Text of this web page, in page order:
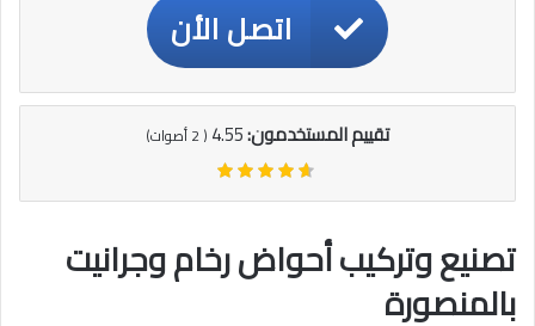
اتصل الأن
تقييم المستخدمون:4.55
(
2أصوات)
تصنيع وتركيب أحواض رخام وجرانيت
بالمنصورة